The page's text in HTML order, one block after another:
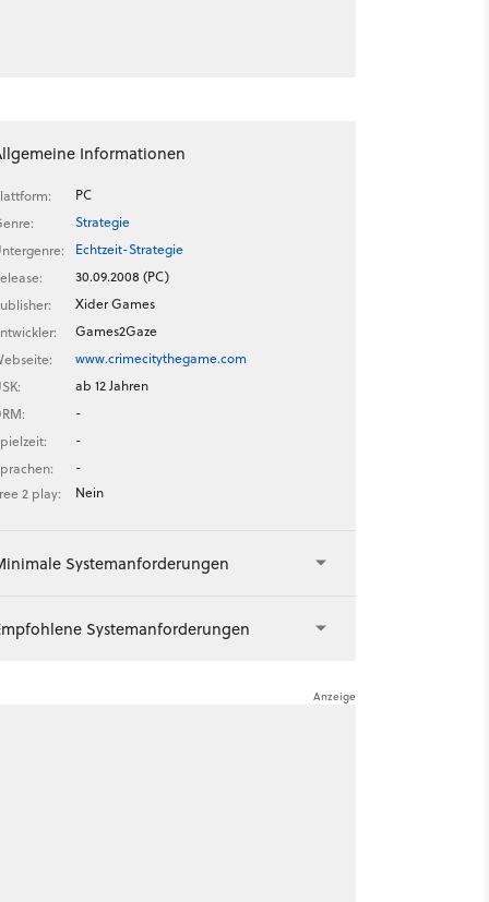
Informationen
PC
Strategie
Echtzeit-Strategie
30.09.2008 (PC)
Xider Games
Games2Gaze
www.crimecitythegame.com
ab 12 Jahren
-
-
-
2 play:
Nein
Systemanforderungen
Systemanforderungen